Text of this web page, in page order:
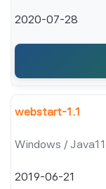
2020-07-28
webstart-1.1
Windows / Java11
2019-06-21